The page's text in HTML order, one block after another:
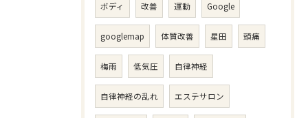
ボディ 改善 運動 Google
googlemap 体質改善 星田 頭痛
梅雨 低気圧 自律神経
自律神経の乱れ エステサロン